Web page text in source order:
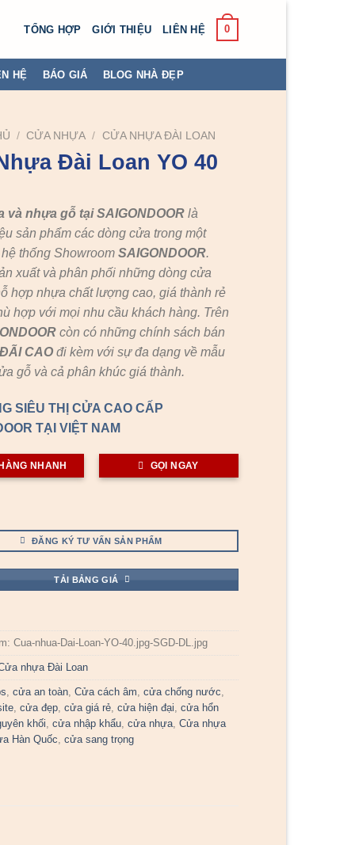
TỔNG HỢP GIỚI THIỆU LIÊN HỆ 0
HỆ BÁO GIÁ BLOG NHÀ ĐẸP
/ CỬA NHỰA / CỬA NHỰA ĐÀI LOAN
Đài Loan YO 40
và nhựa gỗ tại SAIGONDOOR là
sản phẩm các dòng cửa trong một
thống ShowroomSAIGONDOOR.
xuất và phân phối những dòng cửa
hợp nhựa chất lượng cao, giá thành rẻ
hợp với mọi nhu cầu khách hàng. Trên
còn có những chính sách bán
CAOđi kèm với sự đa dạng về mẫu
gỗ và cả phân khúc giá thành.
SIÊU THỊ CỬA CAO CẤP
TẠI VIỆT NAM
NHANH GỌI NGAY
ĐĂNG KÝ TƯ VẤN SẢN PHẨM
TẢI BẢNG GIÁ
Cua-nhua-Dai-Loan-YO-40.jpg-SGD-DL.jpg
nhựa Đài Loan
,cửa an toàn,Cửa cách âm,cửa chống nước,
,cửa đẹp,cửa giá rẻ,cửa hiện đại,cửa hổn
khối,cửa nhập khẩu,cửa nhựa,Cửa nhựa
Hàn Quốc,cửa sang trọng